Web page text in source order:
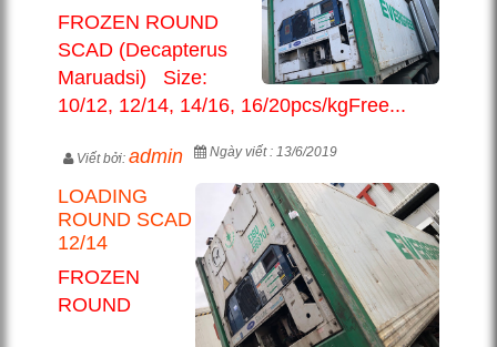
FROZEN ROUND
SCAD (Decapterus
Maruadsi) Size:
10/12, 12/14, 14/16, 16/20pcs/kgFree...
Viết bởi:admin Ngày viết : 13/6/2019
LOADING
ROUND SCAD
12/14
FROZEN
ROUND